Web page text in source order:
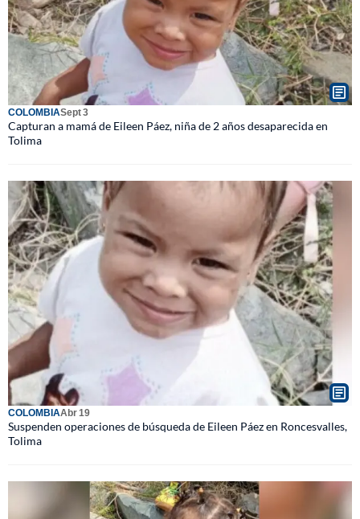
COLOMBIASept 3
Capturan a mamá de Eileen Páez, niña de 2 años desaparecida en
Tolima
COLOMBIAAbr 19
Suspenden operaciones de búsqueda de Eileen Páez en Roncesvalles,
Tolima